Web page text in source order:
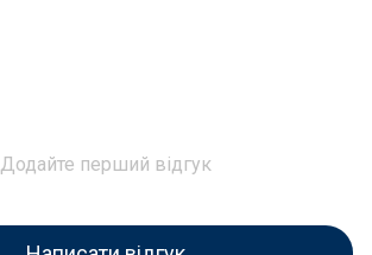
Додайте перший відгук